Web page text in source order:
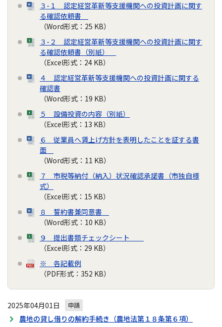
３-１ 認定経営革新等支援機関への投資計画に関す
る確認依頼書
（Word形式：25 KB）
３-２ 認定経営革新等支援機関への投資計画に関す
る確認依頼書（別紙）
（Excel形式：24 KB）
４ 認定経営革新等支援機関への投資計画に関する
確認書
（Word形式：19 KB）
５ 設備投資の内容（別紙）
（Excel形式：13 KB）
６ 従業員へ賃上げ方針を表明したことを証する書
面
（Word形式：11 KB）
７ 市税等納付（納入）状況確認承諾書（市独自様
式）
（Excel形式：15 KB）
８ 誓約書兼同意書
（Word形式：10 KB）
９ 提出書類チェックシート
（Excel形式：29 KB）
※ 各記載例
（PDF形式：352 KB）
2025年04月01日 申請
農地の貸し借りの解約手続き（農地法第１８条第６項）